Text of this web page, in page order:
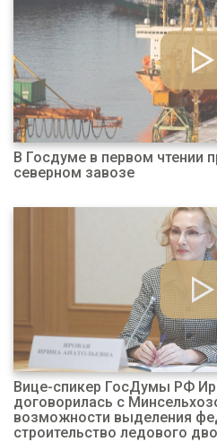
В Госдуме в первом чтении
северном завозе
Вице-спикер ГосДумы РФ
договорилась с
возможности выделения
строительство ледового